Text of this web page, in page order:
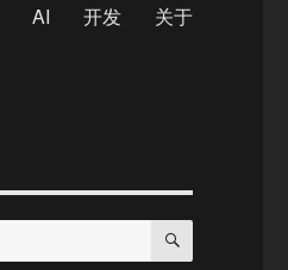
AI 开发 关于
搜